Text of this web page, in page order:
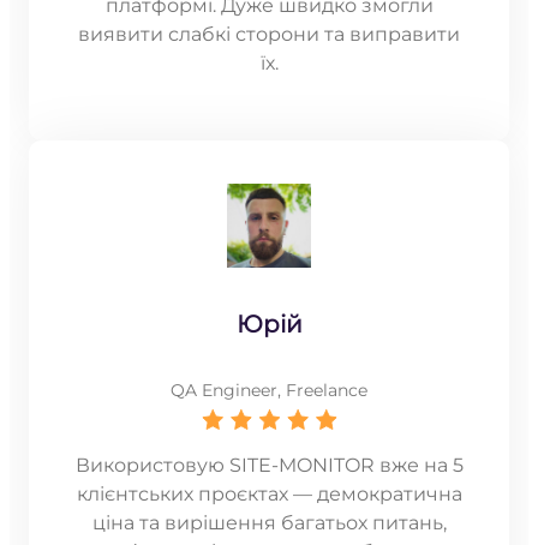
платформі. Дуже швидко змогли
виявити слабкі сторони та виправити
їх.
Юрій
QA Engineer, Freelance
Використовую SITE-MONITOR вже на 5
клієнтських проєктах — демократична
ціна та вирішення багатьох питань,